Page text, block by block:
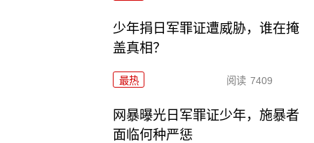
少年捐日军罪证遭威胁，谁在掩
盖真相？
最热 阅读 7409
网暴曝光日军罪证少年，施暴者
面临何种严惩